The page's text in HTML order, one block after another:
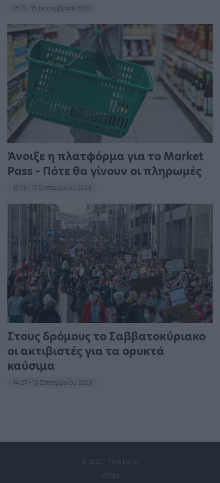
18:11 - 15 Σεπτεμβρίου 2023
Άνοιξε η πλατφόρμα για το Market
Pass – Πότε θα γίνουν οι πληρωμές
15:13 - 15 Σεπτεμβρίου 2023
Στους δρόμους το Σαββατοκύριακο
οι ακτιβιστές για τα ορυκτά
καύσιμα
14:27 - 15 Σεπτεμβρίου 2023
© 2026 - Timeline.gr
ItDept